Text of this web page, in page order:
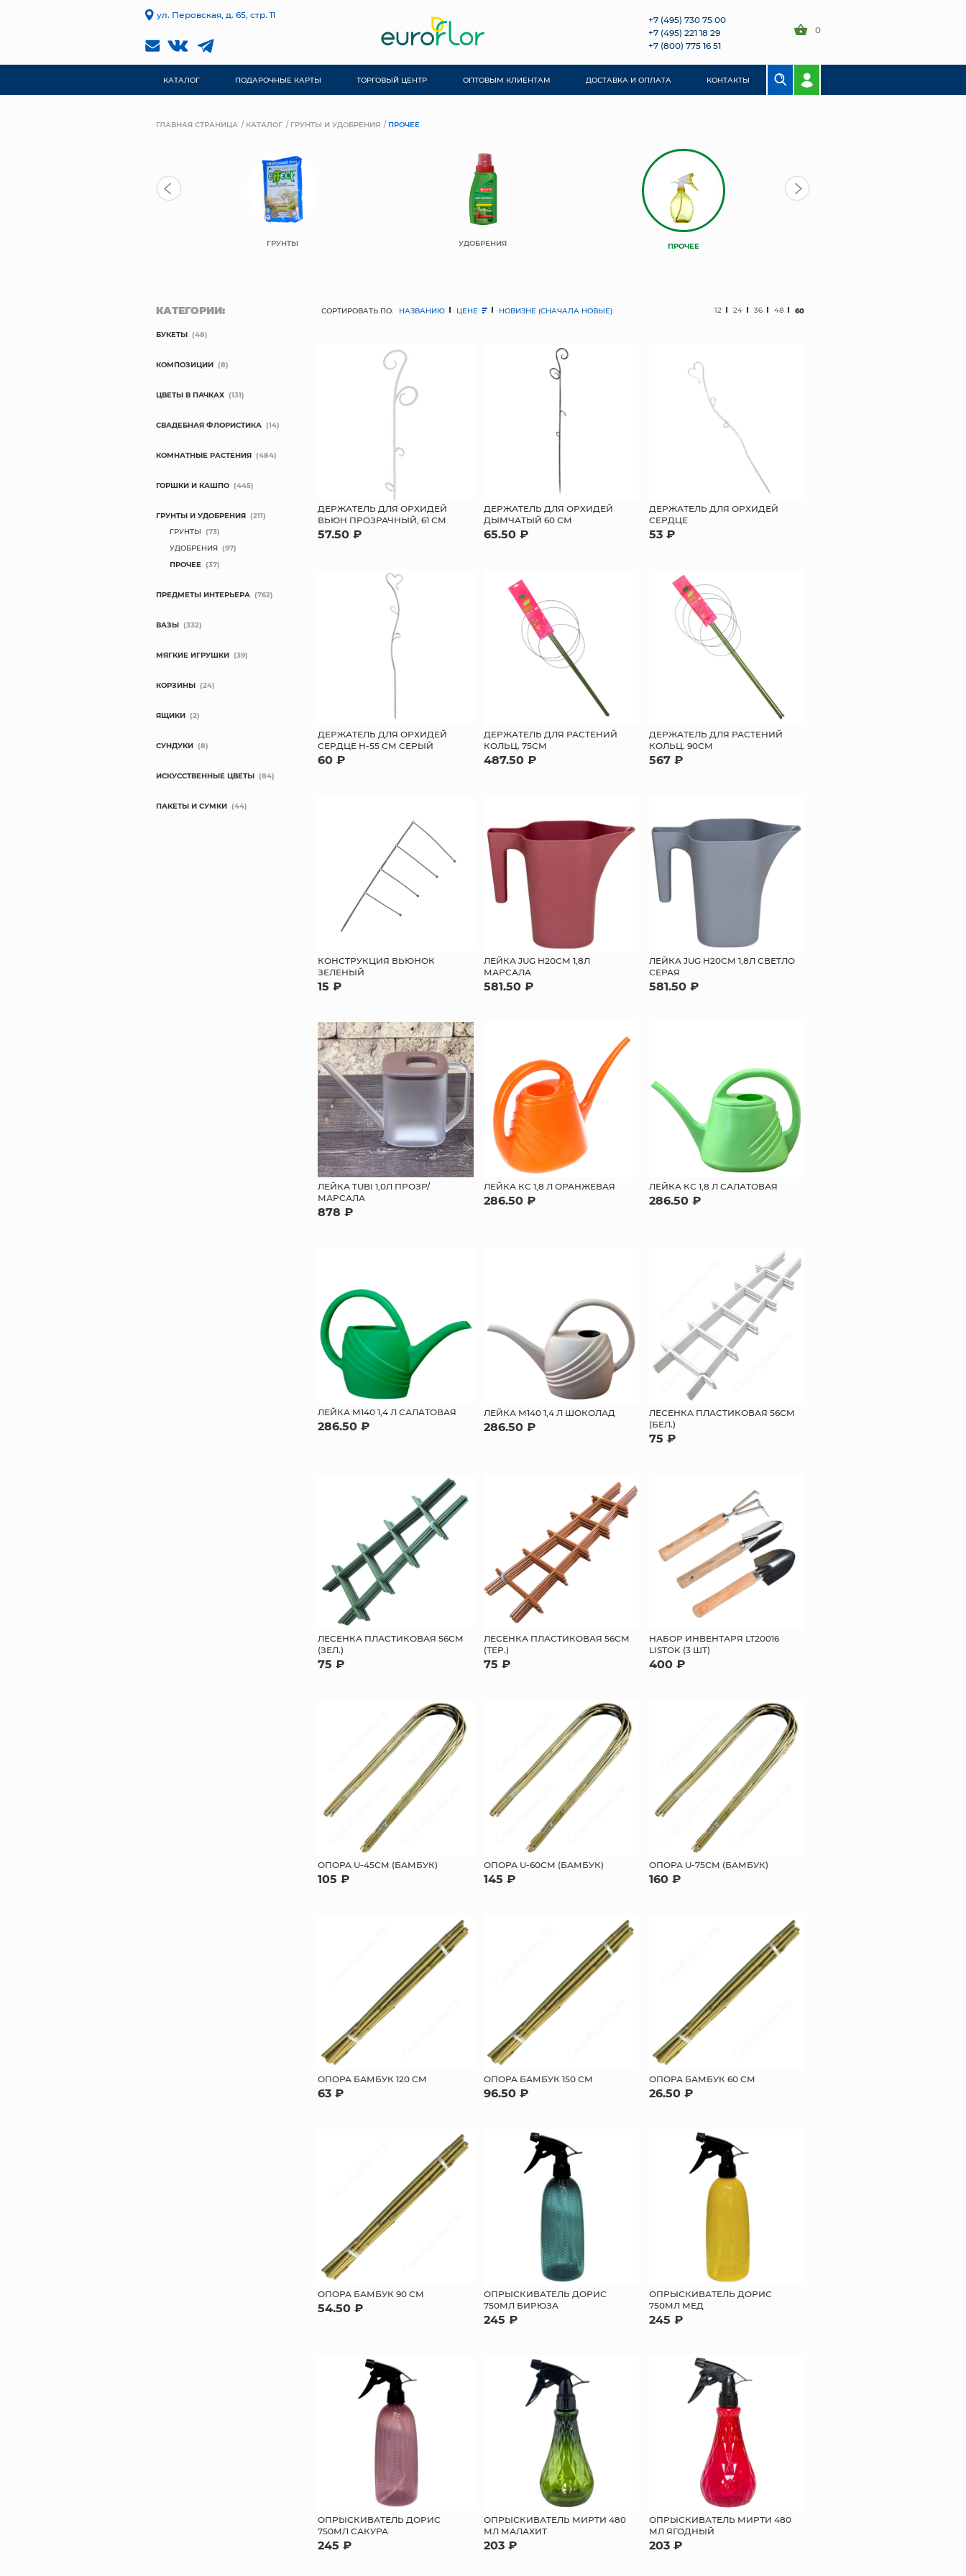
ул. Перовская, д. 65, стр. 11
+7 (495) 730 75 00
+7 (495) 221 18 29
+7 (800) 775 16 51
0
КАТАЛОГ ПОДАРОЧНЫЕ КАРТЫ ТОРГОВЫЙ ЦЕНТР ОПТОВЫМ КЛИЕНТАМ ДОСТАВКА И ОПЛАТА КОНТАКТЫ
ГЛАВНАЯ СТРАНИЦА КАТАЛОГ ГРУНТЫ И УДОБРЕНИЯ ПРОЧЕЕ
ГРУНТЫ УДОБРЕНИЯ ПРОЧЕЕ
СОРТИРОВАТЬ ПО: НАЗВАНИЮ ЦЕНЕ НОВИЗНЕ (СНАЧАЛА НОВЫЕ) 12 24 36 48 60
ДЕРЖАТЕЛЬ ДЛЯ ОРХИДЕЙ
ВЬЮН ПРОЗРАЧНЫЙ, 61 СМ
57.50 ₽
ДЕРЖАТЕЛЬ ДЛЯ ОРХИДЕЙ
ДЫМЧАТЫЙ 60 СМ
65.50 ₽
ДЕРЖАТЕЛЬ ДЛЯ ОРХИДЕЙ
СЕРДЦЕ
53 ₽
ДЕРЖАТЕЛЬ ДЛЯ ОРХИДЕЙ
СЕРДЦЕ Н-55 СМ СЕРЫЙ
60 ₽
ДЕРЖАТЕЛЬ ДЛЯ РАСТЕНИЙ
КОЛЬЦ. 75СМ
487.50 ₽
ДЕРЖАТЕЛЬ ДЛЯ РАСТЕНИЙ
КОЛЬЦ. 90СМ
567 ₽
КОНСТРУКЦИЯ ВЬЮНОК
ЗЕЛЕНЫЙ
15 ₽
ЛЕЙКА JUG H20СМ 1,8Л
МАРСАЛА
581.50 ₽
ЛЕЙКА JUG H20СМ 1,8Л СВЕТЛО
СЕРАЯ
581.50 ₽
ЛЕЙКА TUBI 1,0Л ПРОЗР/
МАРСАЛА
878 ₽
ЛЕЙКА КС 1,8 Л ОРАНЖЕВАЯ
286.50 ₽
ЛЕЙКА КС 1,8 Л САЛАТОВАЯ
286.50 ₽
ЛЕЙКА М140 1,4 Л САЛАТОВАЯ
286.50 ₽
ЛЕЙКА М140 1,4 Л ШОКОЛАД
286.50 ₽
ЛЕСЕНКА ПЛАСТИКОВАЯ 56СМ
(БЕЛ.)
75 ₽
ЛЕСЕНКА ПЛАСТИКОВАЯ 56СМ
(ЗЕЛ.)
75 ₽
ЛЕСЕНКА ПЛАСТИКОВАЯ 56СМ
(ТЕР.)
75 ₽
НАБОР ИНВЕНТАРЯ LT20016
LISTOK (3 ШТ)
400 ₽
ОПОРА U-45СМ (БАМБУК)
105 ₽
ОПОРА U-60СМ (БАМБУК)
145 ₽
ОПОРА U-75СМ (БАМБУК)
160 ₽
ОПОРА БАМБУК 120 СМ
63 ₽
ОПОРА БАМБУК 150 СМ
96.50 ₽
ОПОРА БАМБУК 60 СМ
26.50 ₽
ОПОРА БАМБУК 90 СМ
54.50 ₽
ОПРЫСКИВАТЕЛЬ ДОРИС
750МЛ БИРЮЗА
245 ₽
ОПРЫСКИВАТЕЛЬ ДОРИС
750МЛ МЕД
245 ₽
ОПРЫСКИВАТЕЛЬ ДОРИС
750МЛ САКУРА
245 ₽
ОПРЫСКИВАТЕЛЬ МИРТИ 480
МЛ МАЛАХИТ
203 ₽
ОПРЫСКИВАТЕЛЬ МИРТИ 480
МЛ ЯГОДНЫЙ
203 ₽
КАТЕГОРИИ:
БУКЕТЫ (48)
КОМПОЗИЦИИ (8)
ЦВЕТЫ В ПАЧКАХ (131)
СВАДЕБНАЯ ФЛОРИСТИКА (14)
КОМНАТНЫЕ РАСТЕНИЯ (484)
ГОРШКИ И КАШПО (445)
ГРУНТЫ И УДОБРЕНИЯ (211)
ГРУНТЫ (73)
УДОБРЕНИЯ (97)
ПРОЧЕЕ (37)
ПРЕДМЕТЫ ИНТЕРЬЕРА (762)
ВАЗЫ (332)
МЯГКИЕ ИГРУШКИ (39)
КОРЗИНЫ (24)
ЯЩИКИ (2)
СУНДУКИ (8)
ИСКУССТВЕННЫЕ ЦВЕТЫ (84)
ПАКЕТЫ И СУМКИ (44)